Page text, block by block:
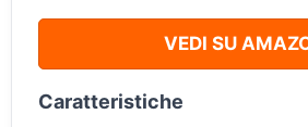
VEDI SU
Caratteristiche